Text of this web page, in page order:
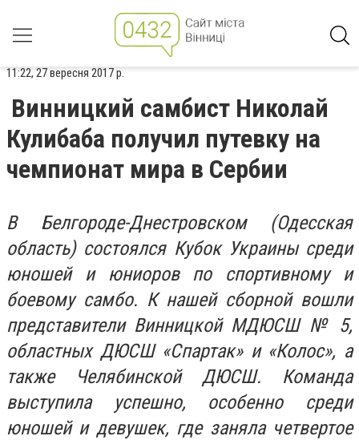
11:22, 27 вересня 2017 р.
Винницкий самбист Николай
Кулибаба получил путевку на
чемпионат мира в Сербии
В Белгороде-Днестровском (Одесская
область) состоялся Кубок Украины среди
юношей и юниоров по спортивному и
боевому самбо. К нашей сборной вошли
представители Винницкой МДЮСШ № 5,
областных ДЮСШ «Спартак» и «Колос», а
также Челябинской ДЮСШ. Команда
выступила успешно, особенно среди
юношей и девушек, где заняла четвертое